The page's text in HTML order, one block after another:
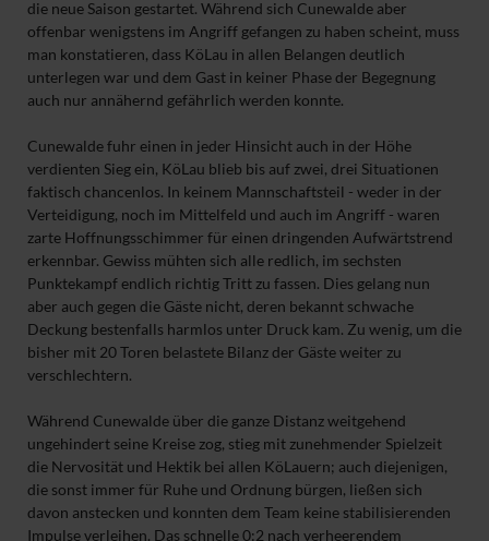
die neue Saison gestartet. Während sich Cunewalde aber
offenbar wenigstens im Angriff gefangen zu haben scheint, muss
man konstatieren, dass KöLau in allen Belangen deutlich
unterlegen war und dem Gast in keiner Phase der Begegnung
auch nur annähernd gefährlich werden konnte.
Cunewalde fuhr einen in jeder Hinsicht auch in der Höhe
verdienten Sieg ein, KöLau blieb bis auf zwei, drei Situationen
faktisch chancenlos. In keinem Mannschaftsteil - weder in der
Verteidigung, noch im Mittelfeld und auch im Angriff - waren
zarte Hoffnungsschimmer für einen dringenden Aufwärtstrend
erkennbar. Gewiss mühten sich alle redlich, im sechsten
Punktekampf endlich richtig Tritt zu fassen. Dies gelang nun
aber auch gegen die Gäste nicht, deren bekannt schwache
Deckung bestenfalls harmlos unter Druck kam. Zu wenig, um die
bisher mit 20 Toren belastete Bilanz der Gäste weiter zu
verschlechtern.
Während Cunewalde über die ganze Distanz weitgehend
ungehindert seine Kreise zog, stieg mit zunehmender Spielzeit
die Nervosität und Hektik bei allen KöLauern; auch diejenigen,
die sonst immer für Ruhe und Ordnung bürgen, ließen sich
davon anstecken und konnten dem Team keine stabilisierenden
Impulse verleihen. Das schnelle 0:2 nach verheerendem